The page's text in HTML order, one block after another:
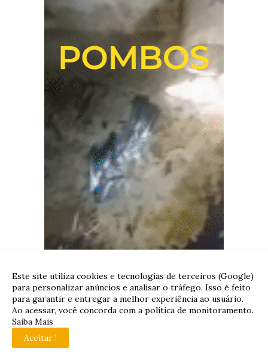
Este site utiliza cookies e tecnologias de terceiros (Google)
para personalizar anúncios e analisar o tráfego. Isso é feito
para garantir e entregar a melhor experiência ao usuário.
Ao acessar, você concorda com a política de monitoramento.
Saiba Mais
Aceitar !